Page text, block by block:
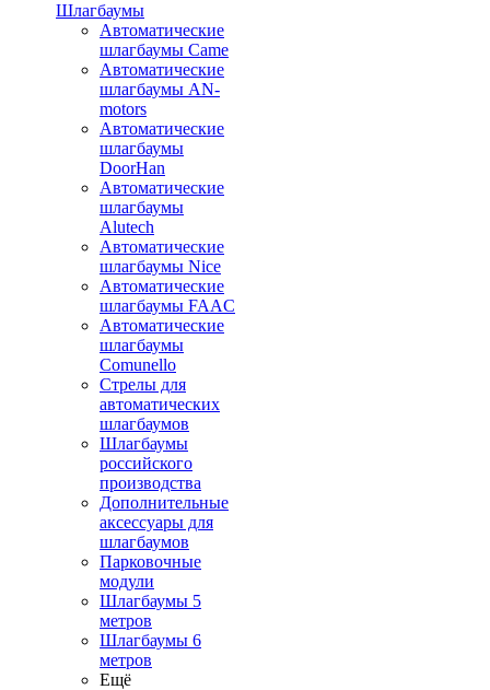
Шлагбаумы
Автоматические
шлагбаумы Came
Автоматические
шлагбаумы AN-
motors
Автоматические
шлагбаумы
DoorHan
Автоматические
шлагбаумы
Alutech
Автоматические
шлагбаумы Nice
Автоматические
шлагбаумы FAAC
Автоматические
шлагбаумы
Comunello
Стрелы для
автоматических
шлагбаумов
Шлагбаумы
российского
производства
Дополнительные
аксессуары для
шлагбаумов
Парковочные
модули
Шлагбаумы 5
метров
Шлагбаумы 6
метров
Ещё